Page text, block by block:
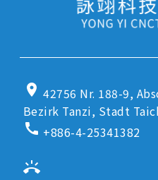
location_on 42756 Nr. 188-9,
Bezirk Tanzi, Stadt
call +886-4-25341382
ring_volume